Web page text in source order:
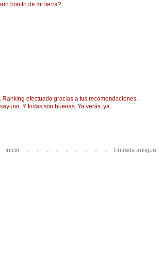
bonito de mi tierra?
efectuado gracias a tus recomendaciones,
Y todas son buenas. Ya verás, ya.
Entrada antigua
Inicio